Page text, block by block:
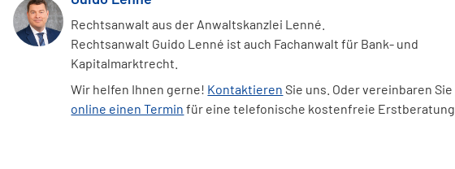
Rechtsanwalt aus der Anwaltskanzlei Lenné.
Rechtsanwalt Guido Lenné ist auch Fachanwalt für Bank- und
Kapitalmarktrecht.
Wir helfen Ihnen gerne! Kontaktieren Sie uns. Oder vereinbaren Sie
online einen Termin für eine telefonische kostenfreie Erstberatung.